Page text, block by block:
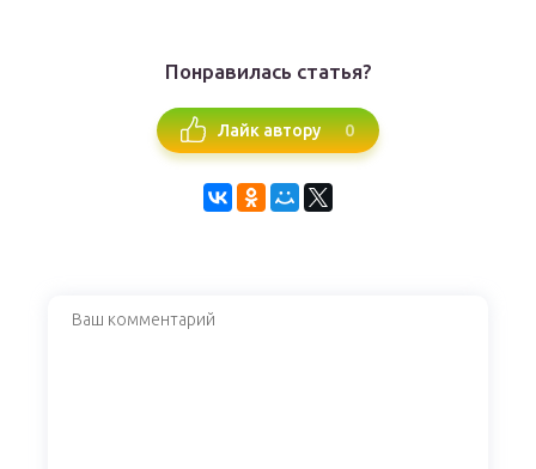
Понравилась статья?
Лайк автору 0